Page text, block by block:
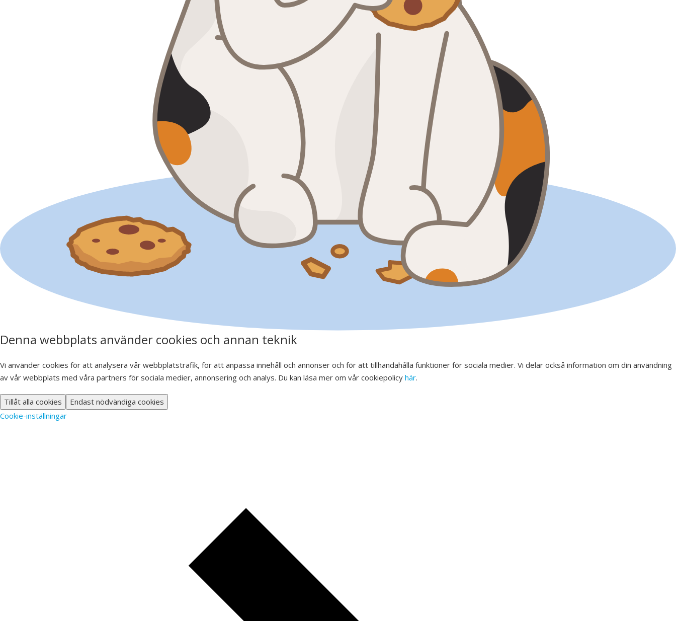
Denna webbplats använder cookies och annan teknik
Vi använder cookies för att analysera vår webbplatstrafik, för att anpassa innehåll och annonser och för att tillhandahålla funktioner för sociala medier. Vi delar också information om din användning
av vår webbplats med våra partners för sociala medier, annonsering och analys. Du kan läsa mer om vår cookiepolicy här.
Tillåt alla cookies
Endast nödvändiga cookies
Cookie-inställningar